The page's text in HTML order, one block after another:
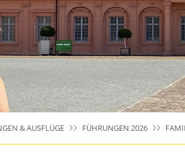
& AUSFLÜGE FÜHRUNGEN 2026